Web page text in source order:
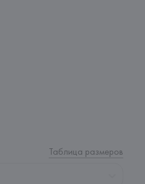
Таблица размеров